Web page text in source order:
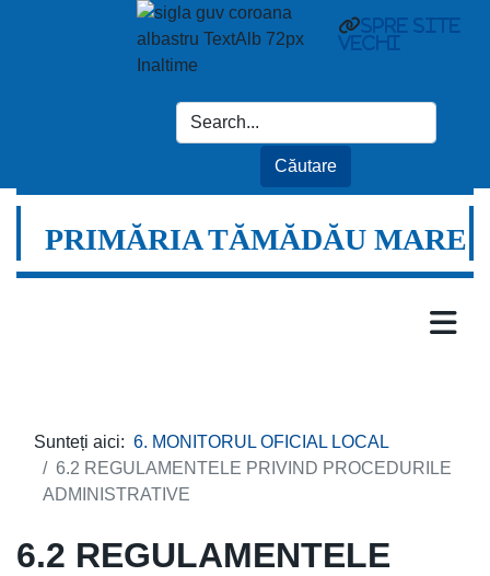
spre site
vechi
PRIMĂRIA TĂMĂDĂU MARE
Sunteți aici: 6. MONITORUL OFICIAL LOCAL
6.2 REGULAMENTELE PRIVIND PROCEDURILE
ADMINISTRATIVE
6.2 REGULAMENTELE